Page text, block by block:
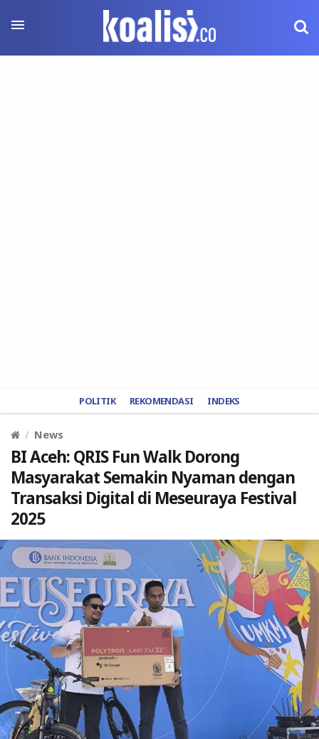
POLITIK REKOMENDASI INDEKS
News
BI Aceh: QRIS Fun Walk Dorong
Masyarakat Semakin Nyaman dengan
Transaksi Digital di Meseuraya Festival
2025